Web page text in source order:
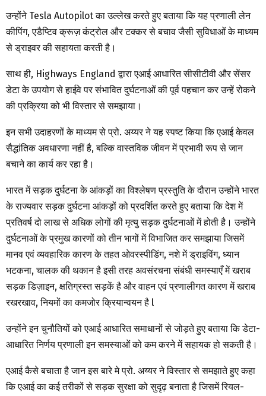
उन्होंने Tesla Autopilot का उल्लेख करते हुए बताया कि यह प्रणाली लेन
कीपिंग, एडैप्टिव क्रूज़ कंट्रोल और टक्कर से बचाव जैसी सुविधाओं के माध्यम
से ड्राइवर की सहायता करती है।
साथ ही, Highways England द्वारा एआई आधारित सीसीटीवी और सेंसर
डेटा के उपयोग से हाईवे पर संभावित दुर्घटनाओं की पूर्व पहचान कर उन्हें रोकने
की प्रक्रिया को भी विस्तार से समझाया।
इन सभी उदाहरणों के माध्यम से प्रो. अय्यर ने यह स्पष्ट किया कि एआई केवल
सैद्धांतिक अवधारणा नहीं है, बल्कि वास्तविक जीवन में प्रभावी रूप से जान
बचाने का कार्य कर रहा है।
भारत में सड़क दुर्घटना के आंकड़ों का विश्लेषण प्रस्तुति के दौरान उन्होंने भारत
के राज्यवार सड़क दुर्घटना आंकड़ों को प्रदर्शित करते हुए बताया कि देश में
प्रतिवर्ष दो लाख से अधिक लोगों की मृत्यु सड़क दुर्घटनाओं में होती है। उन्होंने
दुर्घटनाओं के प्रमुख कारणों को तीन भागों में विभाजित कर समझाया जिसमें
मानव एवं व्यवहारिक कारण के तहत ओवरस्पीडिंग, नशे में ड्राइविंग, ध्यान
भटकना, चालक की थकान है इसी तरह अवसंरचना संबंधी समस्याएँ में खराब
सड़क डिज़ाइन, क्षतिग्रस्त सड़कें है और वाहन एवं प्रणालीगत कारण में खराब
रखरखाव, नियमों का कमजोर क्रियान्वयन है l
उन्होंने इन चुनौतियों को एआई आधारित समाधानों से जोड़ते हुए बताया कि डेटा-
आधारित निर्णय प्रणाली इन समस्याओं को कम करने में सहायक हो सकती है।
एआई कैसे बचाता है जान इस बारे मे प्रो. अय्यर ने विस्तार से समझाते हुए कहा
कि एआई का कई तरीकों से सड़क सुरक्षा को सुदृढ़ बनाता है जिसमें रियल-